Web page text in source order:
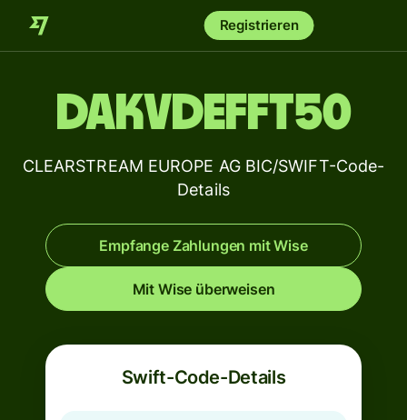
Registrieren
DAKVDEFFT50
CLEARSTREAM EUROPE AG BIC/SWIFT-Code-
Details
Empfange Zahlungen mit Wise
Mit Wise überweisen
Swift-Code-Details